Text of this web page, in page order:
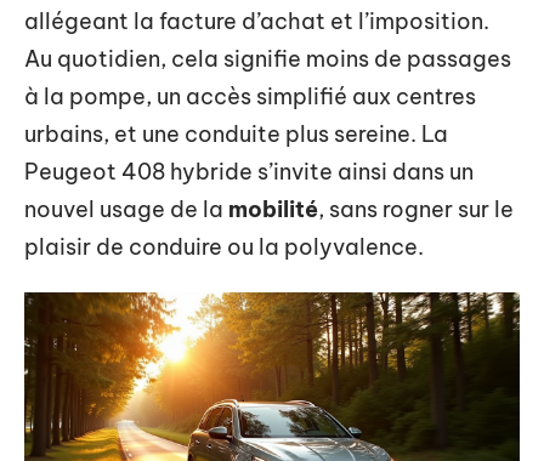
allégeant la facture d’achat et l’imposition.
Au quotidien, cela signifie moins de passages
à la pompe, un accès simplifié aux centres
urbains, et une conduite plus sereine. La
Peugeot 408 hybride s’invite ainsi dans un
nouvel usage de la mobilité, sans rogner sur le
plaisir de conduire ou la polyvalence.